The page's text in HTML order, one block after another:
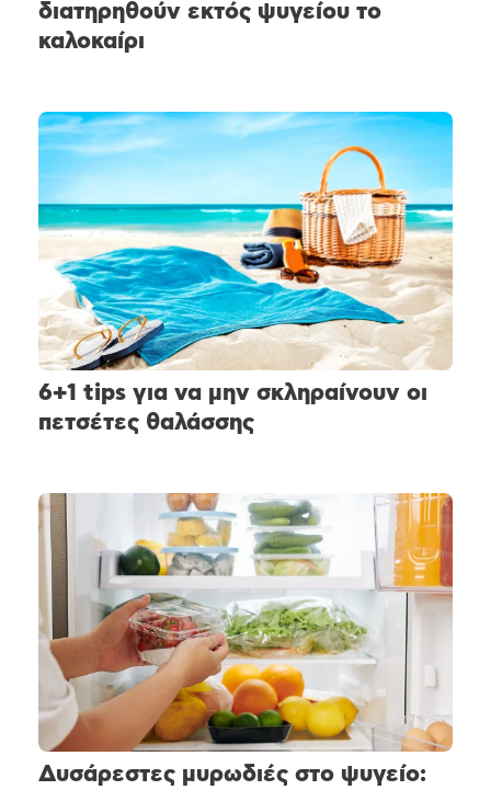
διατηρηθούν εκτός ψυγείου το
καλοκαίρι
6+1 tips για να μην σκληραίνουν οι
πετσέτες θαλάσσης
Δυσάρεστες μυρωδιές στο ψυγείο: